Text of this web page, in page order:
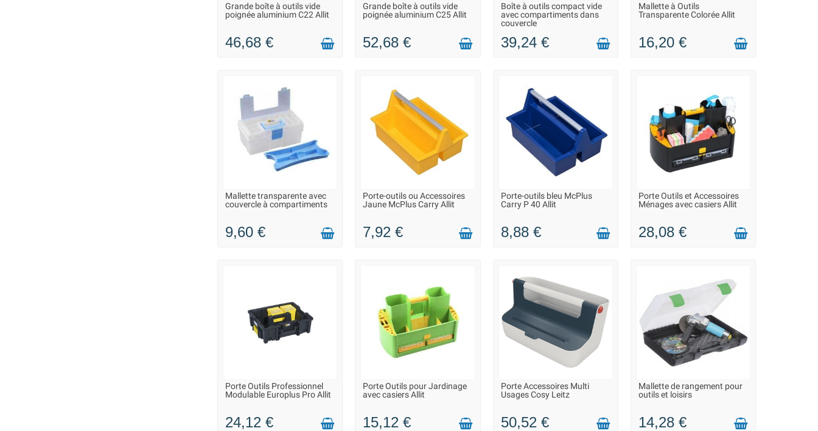
LIVRAISON 2 À 3 JOURS
Grande boîte à outils vide
poignée aluminium C22 Allit
46,68 €
LIVRAISON 2 À 3 JOURS
Grande boîte à outils vide
poignée aluminium C25 Allit
52,68 €
LIVRAISON 2 À 3 JOURS
Boîte à outils compact vide
avec compartiments dans
couvercle
39,24 €
EN STOCK DANS 7 JOURS -
VOUS POUVEZ COMMANDER
Mallette à Outils
Transparente Colorée Allit
16,20 €
LIVRAISON 2 À 3 JOURS
Mallette transparente avec
couvercle à compartiments
9,60 €
LIVRAISON 2 À 3 JOURS
Porte-outils ou Accessoires
Jaune McPlus Carry Allit
7,92 €
EN STOCK DANS 10 JOURS -
VOUS POUVEZ COMMANDER
Porte-outils bleu McPlus
Carry P 40 Allit
8,88 €
EN STOCK DANS 7 JOURS -
VOUS POUVEZ COMMANDER
Porte Outils et Accessoires
Ménages avec casiers Allit
28,08 €
LIVRAISON 2 À 3 JOURS
Porte Outils Professionnel
Modulable Europlus Pro Allit
24,12 €
LIVRAISON 2 À 3 JOURS
Porte Outils pour Jardinage
avec casiers Allit
15,12 €
SUR COMMANDE - LIVRAISON
SOUS 15 JOURS
Porte Accessoires Multi
Usages Cosy Leitz
50,52 €
LIVRAISON 2 À 3 JOURS
Mallette de rangement pour
outils et loisirs
14,28 €